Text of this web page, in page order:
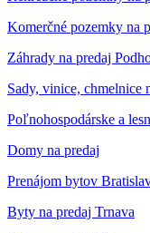
Komerčné pozemky na
Záhrady na predaj
Sady, vinice, chmelnice
Poľnohospodárske a
Domy na predaj
Prenájom bytov
Byty na predaj Trnava